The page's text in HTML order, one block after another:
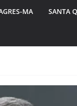
MA SANTA